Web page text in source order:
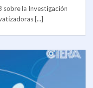
sobre la Investigación
[...]